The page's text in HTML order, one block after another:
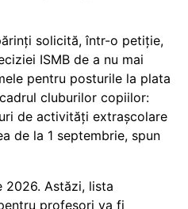
solicită, într-o petiție,
ISMB de a nu mai
pentru posturile la plata
cluburilor copiilor:
de activități extrașcolare
de la 1 septembrie, spun
2026. Astăzi, lista
profesori va fi